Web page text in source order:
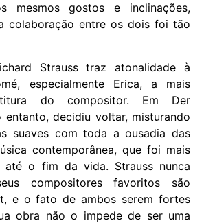
mesmos gostos e inclinações,
colaboração entre os dois foi tão
Strauss traz atonalidade à
especialmente Erica, a mais
do compositor. Em Der
entanto, decidiu voltar, misturando
suaves com toda a ousadia das
contemporânea, que foi mais
até o fim da vida. Strauss nunca
compositores favoritos são
e o fato de ambos serem fortes
obra não o impede de ser uma